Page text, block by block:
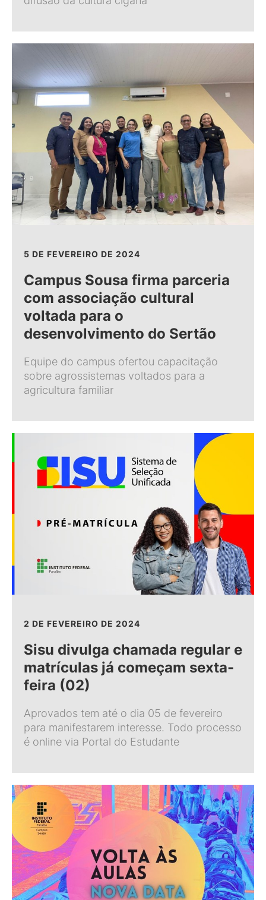
5 DE FEVEREIRO DE 2024
Campus Sousa firma parceria
com associação cultural
voltada para o
desenvolvimento do Sertão
Equipe do campus ofertou capacitação
sobre agrossistemas voltados para a
agricultura familiar
2 DE FEVEREIRO DE 2024
Sisu divulga chamada regular e
matrículas já começam sexta-
feira (02)
Aprovados tem até o dia 05 de fevereiro
para manifestarem interesse. Todo processo
é online via Portal do Estudante